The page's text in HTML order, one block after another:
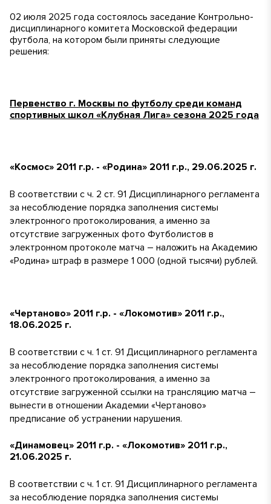
02 июля 2025 года состоялось заседание Контрольно-
дисциплинарного комитета Московской федерации
футбола, на котором были приняты следующие
решения:
Первенство г. Москвы по футболу среди команд
спортивных школ «Клубная Лига» сезона 2025 года
«Космос» 2011 г.р. - «Родина» 2011 г.р., 29.06.2025 г.
В соответствии с ч. 2 ст. 91 Дисциплинарного регламента
за несоблюдение порядка заполнения системы
электронного протоколирования, а именно за
отсутствие загруженных фото Футболистов в
электронном протоколе матча – наложить на Академию
«Родина» штраф в размере 1 000 (одной тысячи) рублей.
«Чертаново» 2011 г.р. - «Локомотив» 2011 г.р.,
18.06.2025 г.
В соответствии с ч. 1 ст. 91 Дисциплинарного регламента
за несоблюдение порядка заполнения системы
электронного протоколирования, а именно за
отсутствие загруженной ссылки на трансляцию матча –
вынести в отношении Академии «Чертаново»
предписание об устранении нарушения.
«Динамовец» 2011 г.р. - «Локомотив» 2011 г.р.,
21.06.2025 г.
В соответствии с ч. 1 ст. 91 Дисциплинарного регламента
за несоблюдение порядка заполнения системы